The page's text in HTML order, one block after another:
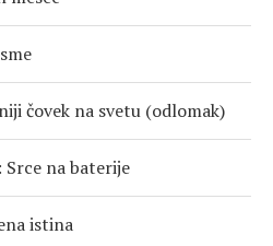
čovek na svetu (odlomak)
Srce na baterije
istina